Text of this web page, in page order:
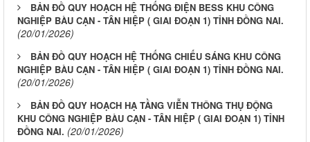
BẢN ĐỒ QUY HOẠCH HỆ THỐNG ĐIỆN BESS KHU CÔNG
NGHIỆP BÀU CẠN - TÂN HIỆP ( GIAI ĐOẠN 1) TỈNH ĐỒNG NAI.
(20/01/2026)
BẢN ĐỒ QUY HOẠCH HỆ THỐNG CHIẾU SÁNG KHU CÔNG
NGHIỆP BÀU CẠN - TÂN HIỆP ( GIAI ĐOẠN 1) TỈNH ĐỒNG NAI.
(20/01/2026)
BẢN ĐỒ QUY HOẠCH HẠ TẦNG VIỄN THÔNG THỤ ĐỘNG
KHU CÔNG NGHIỆP BÀU CẠN - TÂN HIỆP ( GIAI ĐOẠN 1) TỈNH
ĐỒNG NAI. (20/01/2026)